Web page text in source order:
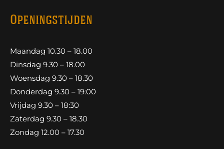
Openingstijden
Maandag 10.30 – 18.00
Dinsdag 9.30 – 18.00
Woensdag 9.30 – 18.30
Donderdag 9.30 – 19:00
Vrijdag 9.30 – 18:30
Zaterdag 9.30 – 18.30
Zondag 12.00 – 17.30